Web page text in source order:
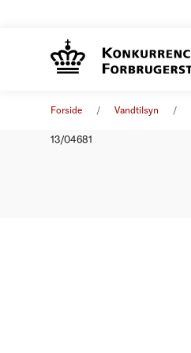
Forside Vandtilsyn
13/04681